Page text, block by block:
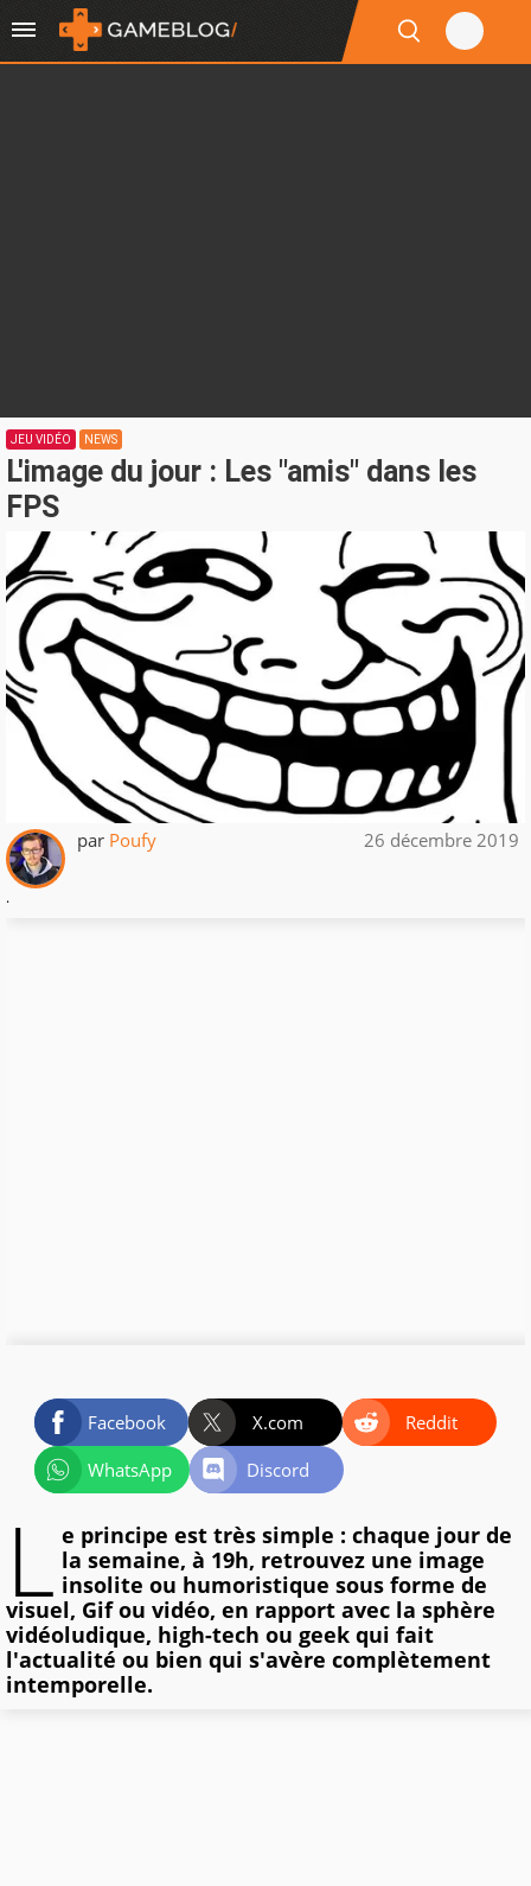
JEU VIDÉO NEWS
L'image du jour : Les "amis" dans les
FPS
par Poufy 26 décembre 2019
.
Facebook X.com
Reddit
WhatsApp
Discord
L e principe est très simple : chaque jour de
la semaine, à 19h, retrouvez une image
insolite ou humoristique sous forme de
visuel, Gif ou vidéo, en rapport avec la sphère
vidéoludique, high-tech ou geek qui fait
l'actualité ou bien qui s'avère complètement
intemporelle.